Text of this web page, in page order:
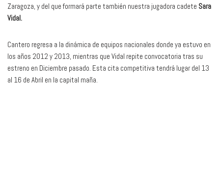
Zaragoza, y del que formará parte también nuestra jugadora cadete Sara
Vidal.
Cantero regresa a la dinámica de equipos nacionales donde ya estuvo en
los años 2012 y 2013, mientras que Vidal repite convocatoria tras su
estreno en Diciembre pasado. Esta cita competitiva tendrá lugar del 13
al 16 de Abril en la capital maña.